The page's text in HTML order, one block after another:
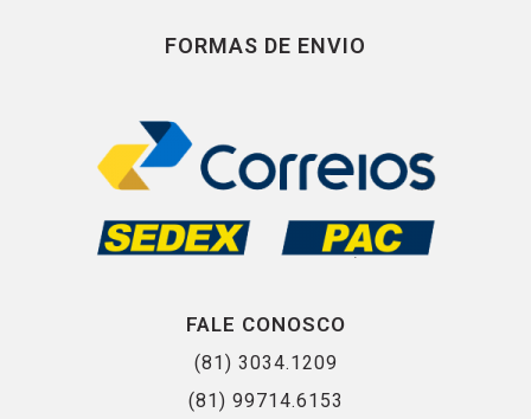
FORMAS DE ENVIO
FALE CONOSCO
(81) 3034.1209
(81) 99714.6153